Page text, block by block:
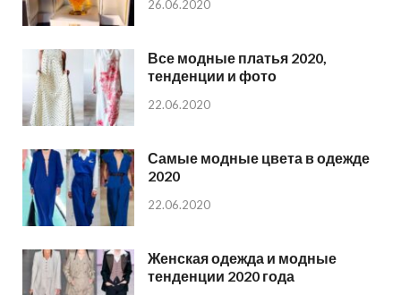
26.06.2020
Все модные платья 2020,
тенденции и фото
22.06.2020
Самые модные цвета в одежде
2020
22.06.2020
Женская одежда и модные
тенденции 2020 года